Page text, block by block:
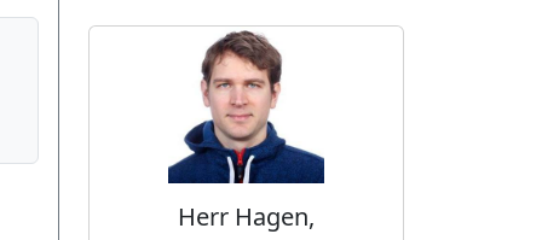
Herr Hagen,